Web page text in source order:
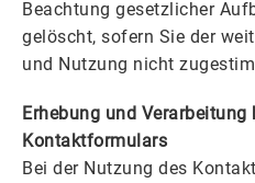
Beachtung gesetzlicher
gelöscht, sofern Sie der
und Nutzung nicht
Erhebung und Verarbeitung
Kontaktformulars
Bei der Nutzung des